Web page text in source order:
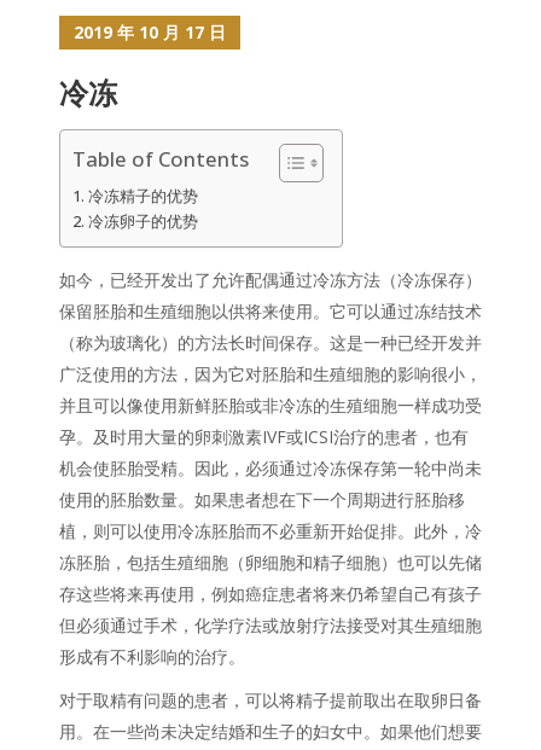
2019 年 10 月 17 日
冷冻
Table of Contents
冷冻精子的优势
冷冻卵子的优势
如今，已经开发出了允许配偶通过冷冻方法（冷冻保存）
保留胚胎和生殖细胞以供将来使用。它可以通过冻结技术
（称为玻璃化）的方法长时间保存。这是一种已经开发并
广泛使用的方法，因为它对胚胎和生殖细胞的影响很小，
并且可以像使用新鲜胚胎或非冷冻的生殖细胞一样成功受
孕。及时用大量的卵刺激素IVF或ICSI治疗的患者，也有
机会使胚胎受精。因此，必须通过冷冻保存第一轮中尚未
使用的胚胎数量。如果患者想在下一个周期进行胚胎移
植，则可以使用冷冻胚胎而不必重新开始促排。此外，冷
冻胚胎，包括生殖细胞（卵细胞和精子细胞）也可以先储
存这些将来再使用，例如癌症患者将来仍希望自己有孩子
但必须通过手术，化学疗法或放射疗法接受对其生殖细胞
形成有不利影响的治疗。
对于取精有问题的患者，可以将精子提前取出在取卵日备
用。在一些尚未决定结婚和生子的妇女中。如果他们想要